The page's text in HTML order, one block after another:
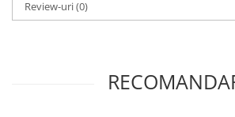
Review-uri(0)